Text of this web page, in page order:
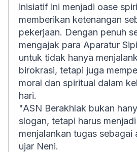
inisiatif ini menjadi oase
memberikan ketenangan
pekerjaan. Dengan penuh
mengajak para Aparatur
untuk tidak hanya
birokrasi, tetapi juga
moral dan spiritual dalam
hari.
"ASN Berakhlak bukan
slogan, tetapi harus
menjalankan tugas sebagai
ujar Neni.